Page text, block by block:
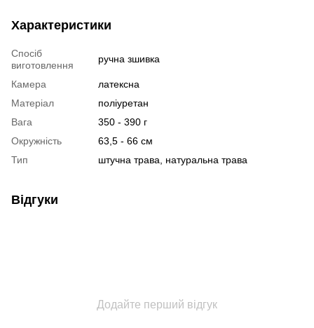
Характеристики
Спосіб
виготовлення
ручна зшивка
Камера
латексна
Матеріал
поліуретан
Вага
350 - 390 г
Окружність
63,5 - 66 см
Тип
штучна трава, натуральна трава
Відгуки
Додайте перший відгук